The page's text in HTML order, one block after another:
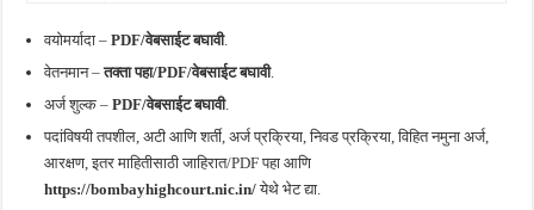
वयोमर्यादा – PDF/वेबसाईट बघावी.
वेतनमान –तक्ता पहा/PDF/वेबसाईट बघावी.
अर्ज शुल्क –PDF/वेबसाईट बघावी.
पदांविषयी तपशील, अटी आणि शर्ती, अर्ज प्रक्रिया, निवड प्रक्रिया, विहित नमुना अर्ज,
आरक्षण, इतर माहितीसाठी जाहिरात/PDF पहा आणि
https://bombayhighcourt.nic.in/येथे भेट द्या.